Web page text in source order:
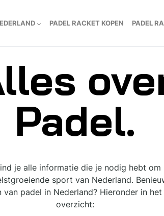
PADEL RACKET KOPEN PADEL
Padel.
je alle informatie die je nodig hebt om
sport van Nederland.
van padel in Nederland? Hieronder in
overzicht: